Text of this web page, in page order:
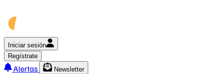
Iniciar sesión
Regístrate
Alertas
Newsletter